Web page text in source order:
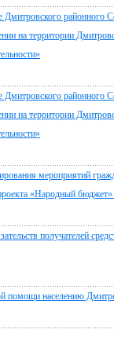
Дмитровского
на территории
Дмитровского
на территории
мероприятий
«Народный
получателей
помощи населению